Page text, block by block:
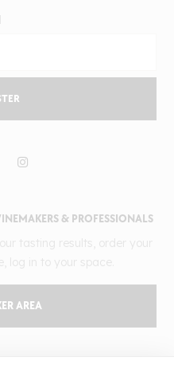
& PROFESSIONALS
AREA